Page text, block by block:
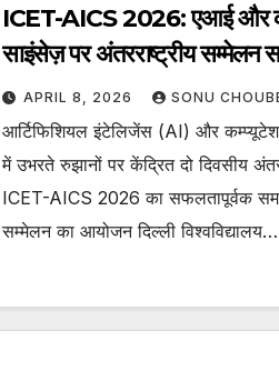
ICET-AICS 2026: एआई और
साइंसेज़ पर अंतरराष्ट्रीय सम्मेलन
APRIL 8, 2026 SONU
आर्टिफिशियल इंटेलिजेंस (AI) और
में उभरते रुझानों पर केंद्रित दो दिवसीय
ICET-AICS 2026 का सफलतापूर्वक
सम्मेलन का आयोजन दिल्ली विश्वविद्यालय…